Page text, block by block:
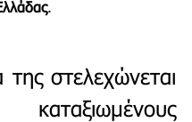
.
στελεχώνεται